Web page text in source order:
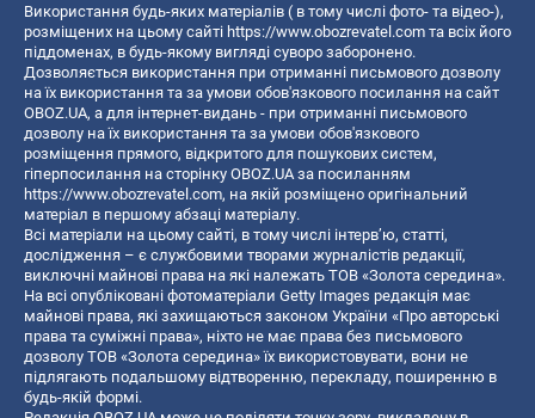
Використання будь-яких матеріалів ( в тому числі фото- та відео-),
розміщених на цьому сайті https://www.obozrevatel.com та всіх його
піддоменах, в будь-якому вигляді суворо заборонено.
Дозволяється використання при отриманні письмового дозволу
на їх використання та за умови обов'язкового посилання на сайт
OBOZ.UA, а для інтернет-видань - при отриманні письмового
дозволу на їх використання та за умови обов'язкового
розміщення прямого, відкритого для пошукових систем,
гіперпосилання на сторінку OBOZ.UA за посиланням
https://www.obozrevatel.com, на якій розміщено оригінальний
матеріал в першому абзаці матеріалу.
Всі матеріали на цьому сайті, в тому числі інтерв’ю, статті,
дослідження – є службовими творами журналістів редакції,
виключні майнові права на які належать ТОВ «Золота середина».
На всі опубліковані фотоматеріали Getty Images редакція має
майнові права, які захищаються законом України «Про авторські
права та суміжні права», ніхто не має права без письмового
дозволу ТОВ «Золота середина» їх використовувати, вони не
підлягають подальшому відтворенню, перекладу, поширенню в
будь-якій формі.